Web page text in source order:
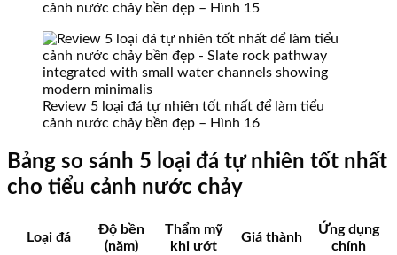
cảnh nước chảy bền đẹp – Hình 15
Review 5 loại đá tự nhiên tốt nhất để làm tiểu
cảnh nước chảy bền đẹp – Hình 16
Bảng so sánh 5 loại đá tự nhiên tốt nhất
cho tiểu cảnh nước chảy
Loại đá
Độ bền
(năm)
Thẩm mỹ
khi ướt
Giá thành
Ứng dụng
chính